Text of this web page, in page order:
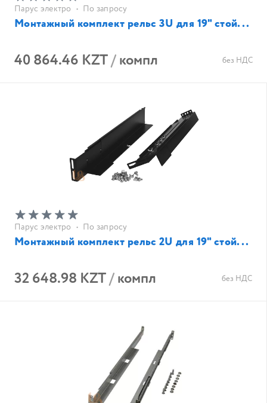
Парус электро • По запросу
Монтажный комплект рельс 3U для 19" стой...
40 864.46 KZT/компл без НДС
Парус электро • По запросу
Монтажный комплект рельс 2U для 19" стой...
32 648.98 KZT/компл без НДС